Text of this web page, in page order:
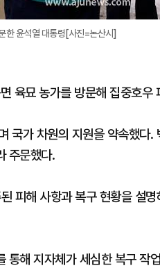
한 윤석열 대통령[사진=논산시]
육묘 농가를 방문해 집중호우
국가 차원의 지원을 약속했다
주문했다.
피해 사항과 복구 현황을 설
통해 지자체가 세심한 복구 작